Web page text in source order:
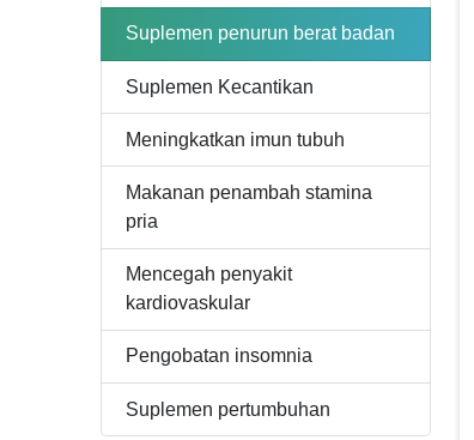
Suplemen penurun berat badan
Suplemen Kecantikan
Meningkatkan imun tubuh
Makanan penambah stamina
pria
Mencegah penyakit
kardiovaskular
Pengobatan insomnia
Suplemen pertumbuhan